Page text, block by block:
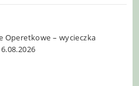
Operetkowe – wycieczka